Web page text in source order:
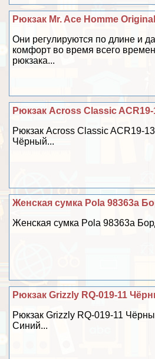
Рюкзак Mr. Ace Homme
Они регулируются по длине и
комфорт во время всего
рюкзака...
Рюкзак Across Classic
Рюкзак Across Classic ACR19-
Чёрный...
Женская сумка Pola 98363а
Женская сумка Pola 98363а
Рюкзак Grizzly RQ-019-11
Рюкзак Grizzly RQ-019-11
Синий...